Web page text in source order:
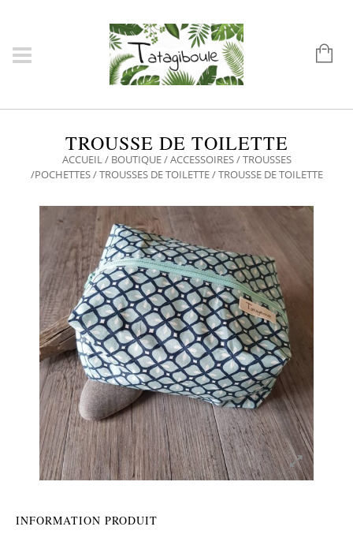
TROUSSE DE TOILETTE
ACCUEIL/ BOUTIQUE/ACCESSOIRES/TROUSSES
/POCHETTES/TROUSSES DE TOILETTE/ TROUSSE DE TOILETTE
INFORMATION PRODUIT